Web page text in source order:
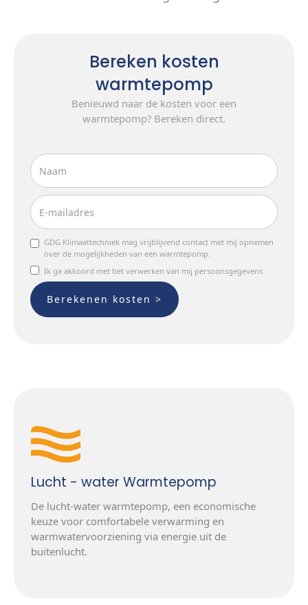
Bereken kosten
warmtepomp
Benieuwd naar de kosten voor een
warmtepomp? Bereken direct.
GDG Klimaattechniek mag vrijblijvend contact met mij opnemen
over de mogelijkheden van een warmtepomp.
Ik ga akkoord met het verwerken van mij persoonsgegevens
Lucht - water Warmtepomp
De lucht-water warmtepomp, een economische
keuze voor comfortabele verwarming en
warmwatervoorziening via energie uit de
buitenlucht.